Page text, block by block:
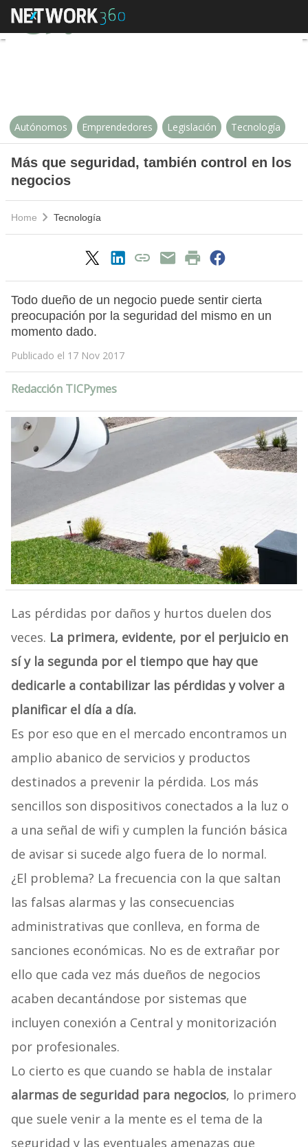
Más que seguridad, también
Autónomos Emprendedores Legislación Tecnología
Más que seguridad, también control en los
negocios
Home Tecnología
Todo dueño de un negocio puede sentir cierta
preocupación por la seguridad del mismo en un
momento dado.
Publicado el 17 Nov 2017
Redacción TICPymes
Las pérdidas por daños y hurtos duelen dos
veces. La primera, evidente, por el perjuicio en
sí y la segunda por el tiempo que hay que
dedicarle a contabilizar las pérdidas y volver a
planificar el día a día.
Es por eso que en el mercado encontramos un
amplio abanico de servicios y productos
destinados a prevenir la pérdida. Los más
sencillos son dispositivos conectados a la luz o
a una señal de wifi y cumplen la función básica
de avisar si sucede algo fuera de lo normal.
¿El problema? La frecuencia con la que saltan
las falsas alarmas y las consecuencias
administrativas que conlleva, en forma de
sanciones económicas. No es de extrañar por
ello que cada vez más dueños de negocios
acaben decantándose por sistemas que
incluyen conexión a Central y monitorización
por profesionales.
Lo cierto es que cuando se habla de instalar
alarmas de seguridad para negocios, lo primero
que suele venir a la mente es el tema de la
seguridad y las eventuales amenazas que